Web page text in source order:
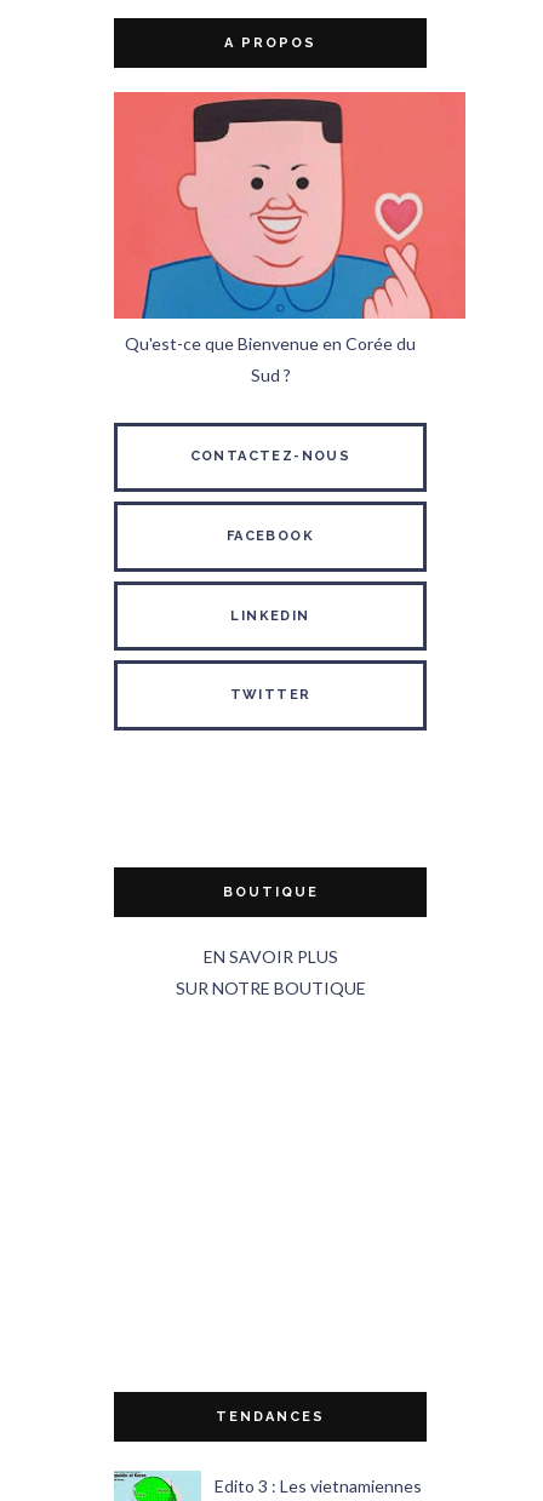
A PROPOS
Qu'est-ce que Bienvenue en Corée du
Sud ?
CONTACTEZ-NOUS
FACEBOOK
LINKEDIN
TWITTER
BOUTIQUE
EN SAVOIR PLUS
SUR NOTRE BOUTIQUE
TENDANCES
Edito 3 : Les vietnamiennes